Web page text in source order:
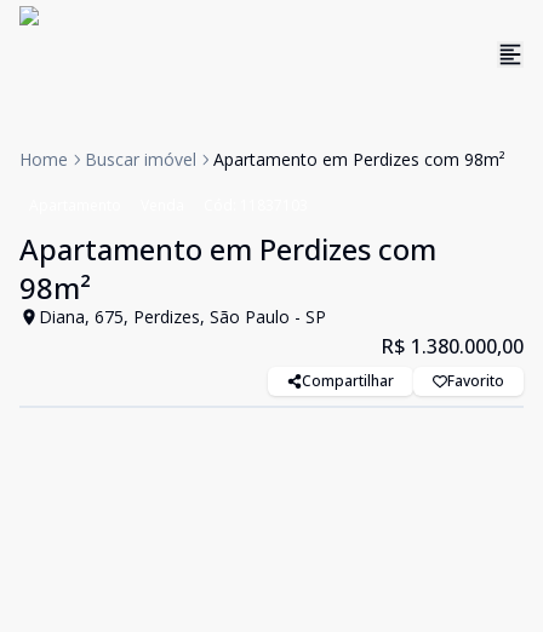
Home Buscar imóvel Apartamento em Perdizes com 98m²
Apartamento em Perdizes com
98m²
Diana, 675, Perdizes, São Paulo - SP
R$ 1.380.000,00
Compartilhar Favorito